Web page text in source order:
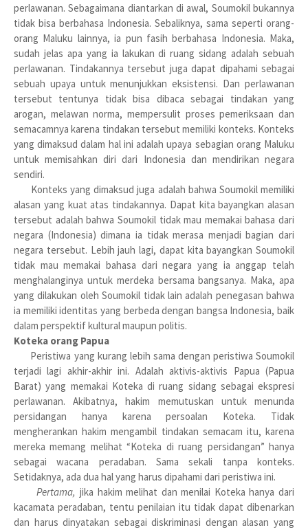
perlawanan. Sebagaimana diantarkan di awal, Soumokil bukannya
tidak bisa berbahasa Indonesia. Sebaliknya, sama seperti orang-
orang Maluku lainnya, ia pun fasih berbahasa Indonesia. Maka,
sudah jelas apa yang ia lakukan di ruang sidang adalah sebuah
perlawanan. Tindakannya tersebut juga dapat dipahami sebagai
sebuah upaya untuk menunjukkan eksistensi. Dan perlawanan
tersebut tentunya tidak bisa dibaca sebagai tindakan yang
arogan, melawan norma, mempersulit proses pemeriksaan dan
semacamnya karena tindakan tersebut memiliki konteks. Konteks
yang dimaksud dalam hal ini adalah upaya sebagian orang Maluku
untuk memisahkan diri dari Indonesia dan mendirikan negara
sendiri.
Konteks yang dimaksud juga adalah bahwa Soumokil memiliki
alasan yang kuat atas tindakannya. Dapat kita bayangkan alasan
tersebut adalah bahwa Soumokil tidak mau memakai bahasa dari
negara (Indonesia) dimana ia tidak merasa menjadi bagian dari
negara tersebut. Lebih jauh lagi, dapat kita bayangkan Soumokil
tidak mau memakai bahasa dari negara yang ia anggap telah
menghalanginya untuk merdeka bersama bangsanya. Maka, apa
yang dilakukan oleh Soumokil tidak lain adalah penegasan bahwa
ia memiliki identitas yang berbeda dengan bangsa Indonesia, baik
dalam perspektif kultural maupun politis.
Koteka orang Papua
Peristiwa yang kurang lebih sama dengan peristiwa Soumokil
terjadi lagi akhir-akhir ini. Adalah aktivis-aktivis Papua (Papua
Barat) yang memakai Koteka di ruang sidang sebagai ekspresi
perlawanan. Akibatnya, hakim memutuskan untuk menunda
persidangan hanya karena persoalan Koteka. Tidak
mengherankan hakim mengambil tindakan semacam itu, karena
mereka memang melihat “Koteka di ruang persidangan” hanya
sebagai wacana peradaban. Sama sekali tanpa konteks.
Setidaknya, ada dua hal yang harus dipahami dari peristiwa ini.
Pertama,jika hakim melihat dan menilai Koteka hanya dari
kacamata peradaban, tentu penilaian itu tidak dapat dibenarkan
dan harus dinyatakan sebagai diskriminasi dengan alasan yang